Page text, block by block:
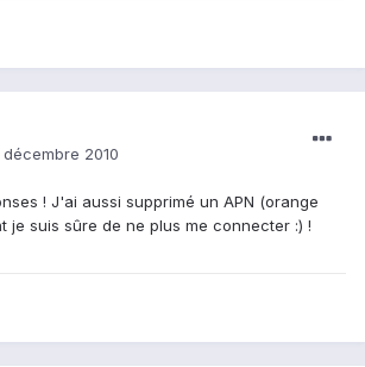
décembre 2010
! J'ai aussi supprimé un APN (orange
je suis sûre de ne plus me connecter :) !